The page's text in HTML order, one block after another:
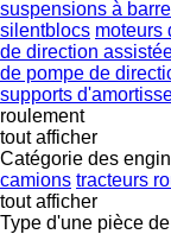
suspensions à
silentblocs moteurs
de direction
de pompe de
supports
roulement
tout afficher
Catégorie des
camions tracteurs
tout afficher
Type d'une pièce